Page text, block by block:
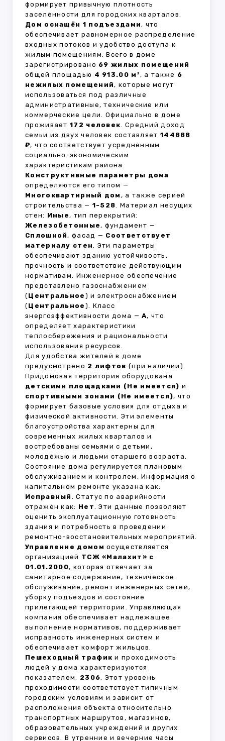
формирует привычную плотность
заселённости для городских кварталов.
Дом оснащён 1 подъездами, что
обеспечивает равномерное распределение
входных потоков и удобство доступа к
жилым помещениям. Всего в доме
зарегистрировано 69 жилых помещений
общей площадью 4 913.00 м², а также 6
нежилых помещений, которые могут
использоваться под различные
административные, технические или
коммерческие цели. Официально в доме
проживает 172 человек. Средний доход
семьи из двух человек составляет 144888
₽, что соответствует усреднённым
социально-экономическим
характеристикам района.
Конструктивные параметры дома
определяются его типом —
Многоквартирный дом , а также серией
строительства — 1-528. Материал несущих
стен: Иные, тип перекрытий:
Железобетонные, фундамент —
Сплошной, фасад — Соответствует
материалу стен. Эти параметры
обеспечивают зданию устойчивость,
прочность и соответствие действующим
нормативам. Инженерное обеспечение
представлено газоснабжением
(Центральное ) и электроснабжением
(Центральное ). Класс
энергоэффективности дома —A, что
определяет характеристики
теплосбережения и рациональности
использования ресурсов.
Для удобства жителей в доме
предусмотрено 2 лифтов (при наличии).
Придомовая территория оборудована
детскими площадками (Не имеется) и
спортивными зонами (Не имеется), что
формирует базовые условия для отдыха и
физической активности. Эти элементы
благоустройства характерны для
современных жилых кварталов и
востребованы семьями с детьми,
молодёжью и людьми старшего возраста.
Состояние дома регулируется плановым
обслуживанием и контролем. Информация о
капитальном ремонте указана как:
Исправный . Статус по аварийности
отражён как: Нет. Эти данные позволяют
оценить эксплуатационную готовность
здания и потребность в проведении
ремонтно-восстановительных мероприятий.
Управление домом осуществляется
организацией ТСЖ «Малахит» с
01.01.2000, которая отвечает за
санитарное содержание, техническое
обслуживание, ремонт инженерных сетей,
уборку подъездов и состояние
прилегающей территории. Управляющая
компания обеспечивает надлежащее
выполнение нормативов, поддерживает
исправность инженерных систем и
обеспечивает комфорт жильцов.
Пешеходный трафик и проходимость
людей у дома характеризуются
показателем: 2306. Этот уровень
проходимости соответствует типичным
городским условиям и зависит от
расположения объекта относительно
транспортных маршрутов, магазинов,
образовательных учреждений и других
сервисов. В утренние и вечерние часы